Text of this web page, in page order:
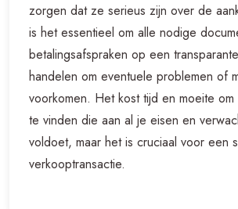
zorgen dat ze serieus zijn over de
is het essentieel om alle nodige
betalingsafspraken op een
handelen om eventuele problemen of
voorkomen. Het kost tijd en moeite
te vinden die aan al je eisen en
voldoet, maar het is cruciaal voor een
verkooptransactie.